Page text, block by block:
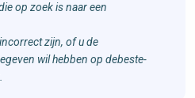
op zoek is naar een
zijn, of u de
wil hebben op debeste-